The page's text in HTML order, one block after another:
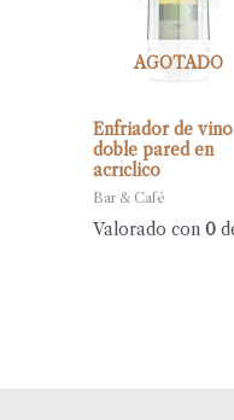
AGOTADO
Enfriador de vino
doble pared en
acríclico
Bar & Café
Valorado con0